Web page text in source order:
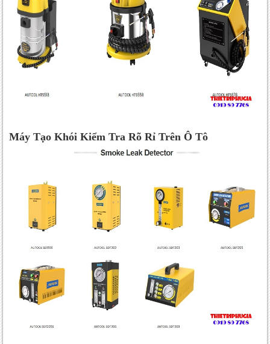
Máy Tạo Khói Kiểm Tra Rõ Rỉ Trên Ô Tô